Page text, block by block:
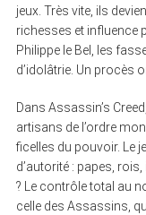
jeux. Très vite, ils
richesses et influence
Philippe le Bel, les
d’idolâtrie. Un procès
Dans Assassin’s
artisans de l’ordre
ficelles du pouvoir. Le
d’autorité : papes,
? Le contrôle total au
celle des Assassins,